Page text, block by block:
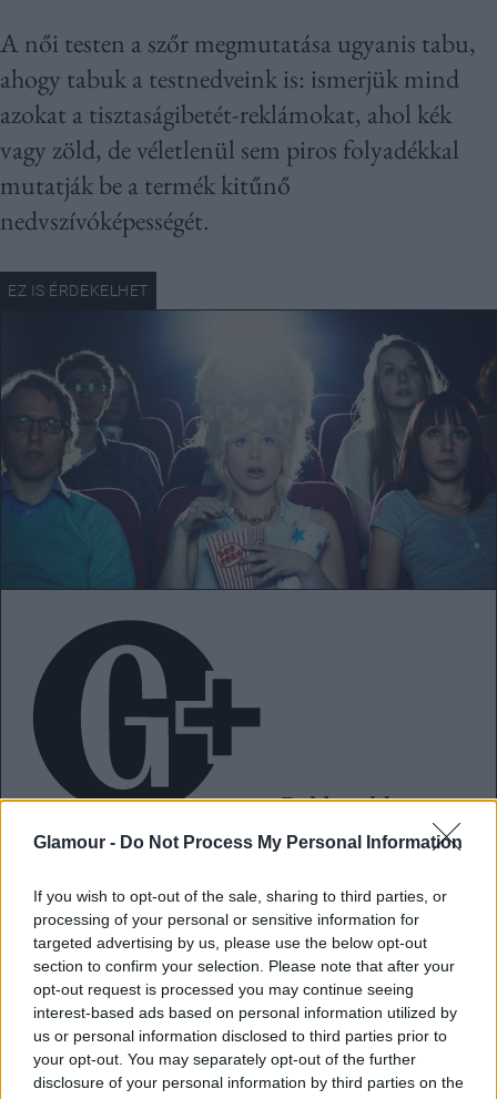
Glamour - Do Not Process My Personal Information
If you wish to opt-out of the sale, sharing to third parties, or
processing of your personal or sensitive information for
targeted advertising by us, please use the below opt-out
section to confirm your selection. Please note that after your
opt-out request is processed you may continue seeing
interest-based ads based on personal information utilized by
us or personal information disclosed to third parties prior to
your opt-out. You may separately opt-out of the further
disclosure of your personal information by third parties on the
A női testen a szőr megmutatása ugyanis tabu,
ahogy tabuk a testnedveink is: ismerjük mind
azokat a tisztaságibetét-reklámokat, ahol kék
vagy zöld, de véletlenül sem piros folyadékkal
mutatják be a termék kitűnő
nedvszívóképességét.
Boldogabb
lehetsz, ha saját filmed főszereplőjévé
Fat shaming vagy body positivity
- azaz szégyen a háj?
Rendkívül sokáig uralta a médiában megjelenő
nőképet atökéletesség mítosza, különös